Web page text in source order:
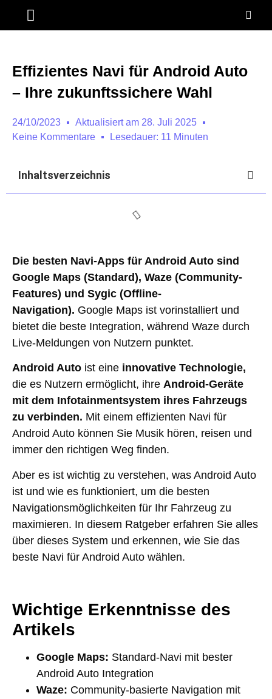
Effizientes Navi für Android Auto
– Ihre zukunftssichere Wahl
24/10/2023
Aktualisiert am 28. Juli 2025
Keine Kommentare
Lesedauer: 11 Minuten
Inhaltsverzeichnis
Die besten Navi-Apps für Android Auto sind
Google Maps (Standard), Waze (Community-
Features) und Sygic (Offline-
Navigation). Google Maps ist vorinstalliert und
bietet die beste Integration, während Waze durch
Live-Meldungen von Nutzern punktet.
Android Auto ist eine innovative Technologie,
die es Nutzern ermöglicht, ihre Android-Geräte
mit dem Infotainmentsystem ihres Fahrzeugs
zu verbinden. Mit einem effizienten Navi für
Android Auto können Sie Musik hören, reisen und
immer den richtigen Weg finden.
Aber es ist wichtig zu verstehen, was Android Auto
ist und wie es funktioniert, um die besten
Navigationsmöglichkeiten für Ihr Fahrzeug zu
maximieren. In diesem Ratgeber erfahren Sie alles
über dieses System und erkennen, wie Sie das
beste Navi für Android Auto wählen.
Wichtige Erkenntnisse des
Artikels
Google Maps: Standard-Navi mit bester
Android Auto Integration
Waze: Community-basierte Navigation mit